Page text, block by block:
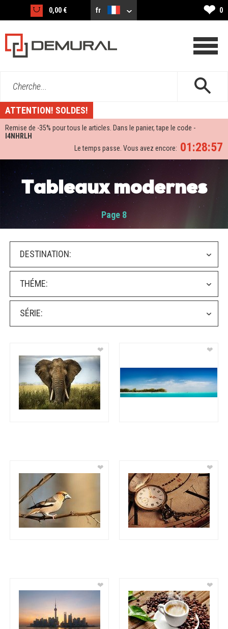
0,00 € fr ❤ 0
Cherche...
ATTENTION! SOLDES!
Remise de -35% pour tous le articles. Dans le panier, tape le code -
I4NHRLH
01:28:57
Le temps passe. Vous avez encore:
Tableaux modernes
Page 8
DESTINATION:
THÉME:
SÉRIE:
❤ ❤
❤ ❤
❤ ❤